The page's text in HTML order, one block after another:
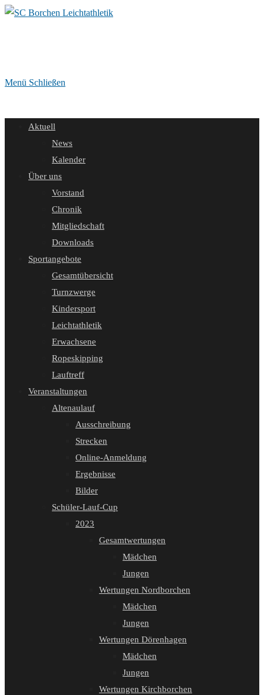
Zum
Menü Schließen
Aktuell
News
Kalender
Über uns
Vorstand
Chronik
Mitgliedschaft
Downloads
Sportangebote
Gesamtübersicht
Turnzwerge
Kindersport
Leichtathletik
Erwachsene
Ropeskipping
Lauftreff
Veranstaltungen
Altenaulauf
Ausschreibung
Strecken
Online-Anmeldung
Ergebnisse
Bilder
Schüler-Lauf-Cup
2023
Gesamtwertungen
Mädchen
Jungen
Wertungen Nordborchen
Mädchen
Jungen
Wertungen Dörenhagen
Mädchen
Jungen
Wertungen Kirchborchen